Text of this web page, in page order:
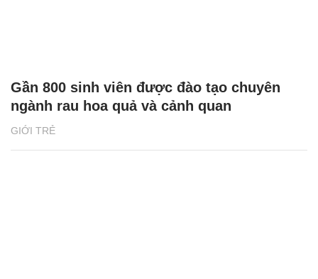
GIỚI TRẺ
Gần 800 sinh viên được đào tạo chuyên
ngành rau hoa quả và cảnh quan